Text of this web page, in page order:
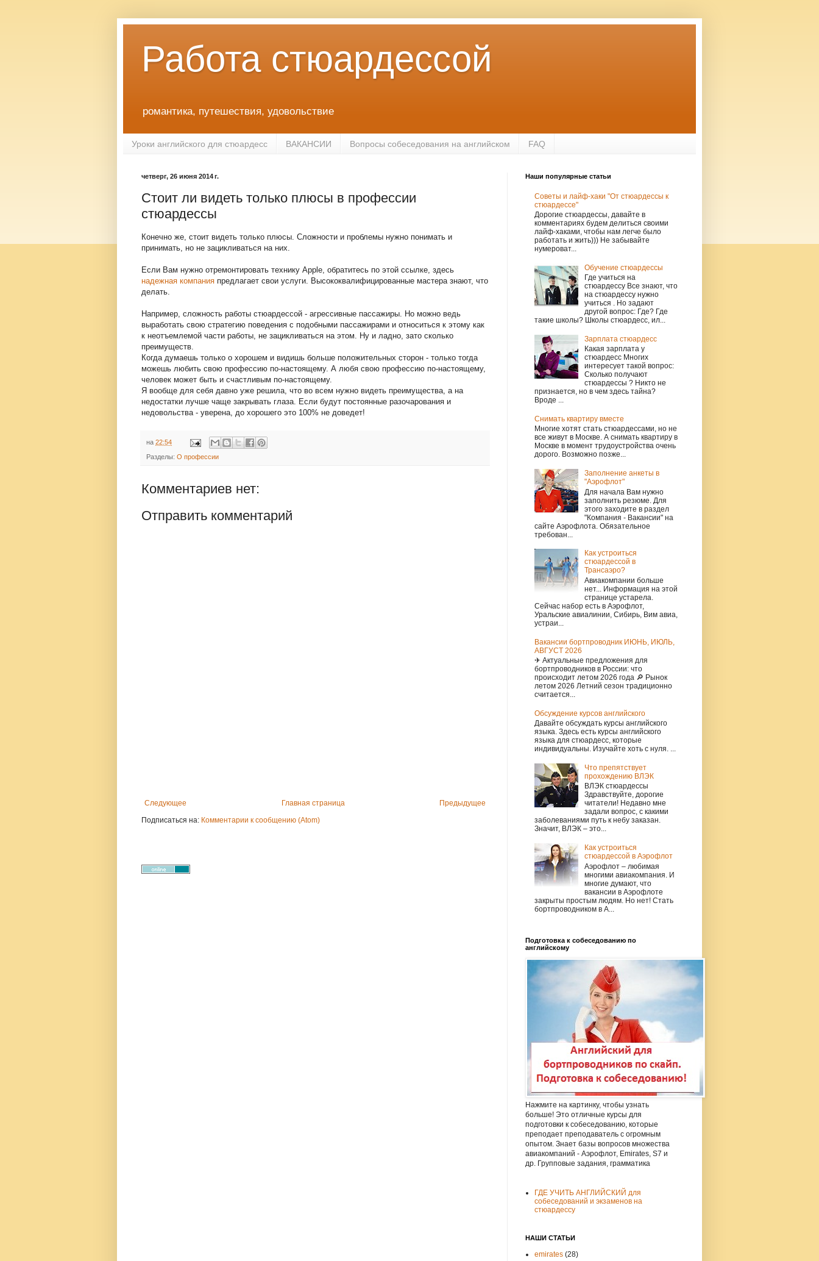
Работа стюардессой
романтика, путешествия, удовольствие
Уроки английского для стюардесс ВАКАНСИИ Вопросы собеседования на английском FAQ
четверг, 26 июня 2014 г.
Стоит ли видеть только плюсы в профессии
стюардессы
Конечно же, стоит видеть только плюсы. Сложности и проблемы нужно понимать и
принимать, но не зацикливаться на них.
Если Вам нужно отремонтировать технику Apple, обратитесь по этой ссылке, здесь
надежная компания предлагает свои услуги. Высококвалифицированные мастера знают, что
делать.
Например, сложность работы стюардессой - агрессивные пассажиры. Но можно ведь
выработать свою стратегию поведения с подобными пассажирами и относиться к этому как
к неотъемлемой части работы, не зацикливаться на этом. Ну и ладно, зато сколько
преимуществ.
Когда думаешь только о хорошем и видишь больше положительных сторон - только тогда
можешь любить свою профессию по-настоящему. А любя свою профессию по-настоящему,
человек может быть и счастливым по-настоящему.
Я вообще для себя давно уже решила, что во всем нужно видеть преимущества, а на
недостатки лучше чаще закрывать глаза. Если будут постоянные разочарования и
недовольства - уверена, до хорошего это 100% не доведет!
на 22:54
Разделы: О профессии
Комментариев нет:
Отправить комментарий
Следующее Предыдущее
Главная страница
Подписаться на: Комментарии к сообщению (Atom)
Наши популярные статьи
Советы и лайф-хаки "От стюардессы к
стюардессе"
Дорогие стюардессы, давайте в
комментариях будем делиться своими
лайф-хаками, чтобы нам легче было
работать и жить))) Не забывайте
нумероват...
Обучение стюардессы
Где учиться на
стюардессу Все знают, что
на стюардессу нужно
учиться . Но задают
другой вопрос: Где? Где
такие школы? Школы стюардесс, ил...
Зарплата стюардесс
Какая зарплата у
стюардесс Многих
интересует такой вопрос:
Сколько получают
стюардессы ? Никто не
признается, но в чем здесь тайна?
Вроде ...
Снимать квартиру вместе
Многие хотят стать стюардессами, но не
все живут в Москве. А снимать квартиру в
Москве в момент трудоустройства очень
дорого. Возможно позже...
Заполнение анкеты в
"Аэрофлот"
Для начала Вам нужно
заполнить резюме. Для
этого заходите в раздел
"Компания - Вакансии" на
сайте Аэрофлота. Обязательное
требован...
Как устроиться
стюардессой в
Трансаэро?
Авиакомпании больше
нет... Информация на этой
странице устарела.
Сейчас набор есть в Аэрофлот,
Уральские авиалинии, Сибирь, Вим авиа,
устраи...
Вакансии бортпроводник ИЮНЬ, ИЮЛЬ,
АВГУСТ 2026
✈ Актуальные предложения для
бортпроводников в России: что
происходит летом 2026 года 🔎 Рынок
летом 2026 Летний сезон традиционно
считается...
Обсуждение курсов английского
Давайте обсуждать курсы английского
языка. Здесь есть курсы английского
языка для стюардесс, которые
индивидуальны. Изучайте хоть с нуля. ...
Что препятствует
прохождению ВЛЭК
ВЛЭК стюардессы
Здравствуйте, дорогие
читатели! Недавно мне
задали вопрос, с какими
заболеваниями путь к небу заказан.
Значит, ВЛЭК – это...
Как устроиться
стюардессой в Аэрофлот
Аэрофлот – любимая
многими авиакомпания. И
многие думают, что
вакансии в Аэрофлоте
закрыты простым людям. Но нет! Стать
бортпроводником в А...
Подготовка к собеседованию по
английскому
Нажмите на картинку, чтобы узнать
больше! Это отличные курсы для
подготовки к собеседованию, которые
преподает преподаватель с огромным
опытом. Знает базы вопросов множества
авиакомпаний - Аэрофлот, Emirates, S7 и
др. Групповые задания, грамматика
ГДЕ УЧИТЬ АНГЛИЙСКИЙ для
собеседований и экзаменов на
стюардессу
НАШИ СТАТЬИ
emirates (28)